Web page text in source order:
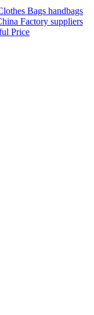
Bags handbags
Factory suppliers
Price